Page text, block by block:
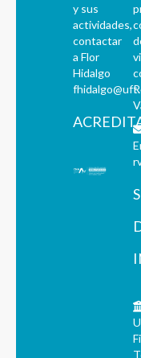
y sus
actividades,
contactar
a Flor
Hidalgo